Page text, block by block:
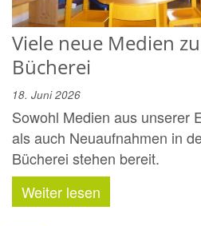
Viele neue Medien
Bücherei
18. Juni 2026
Sowohl Medien aus unserer
als auch Neuaufnahmen in
Bücherei stehen bereit.
Weiter lesen